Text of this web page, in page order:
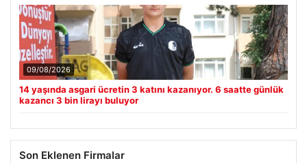
09/08/2026
14 yaşında asgari ücretin 3 katını kazanıyor. 6 saatte günlük
kazancı 3 bin lirayı buluyor
Son Eklenen Firmalar